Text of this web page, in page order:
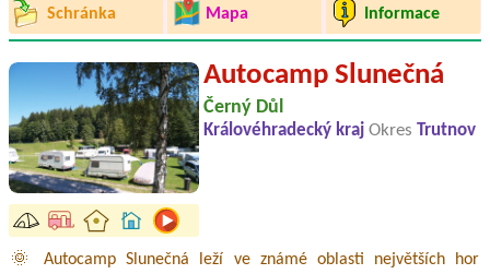
Schránka Mapa Informace
Autocamp Slunečná
Černý Důl
Královéhradecký kraj Okres Trutnov
🌞 Autocamp Slunečná leží ve známé oblasti největších hor